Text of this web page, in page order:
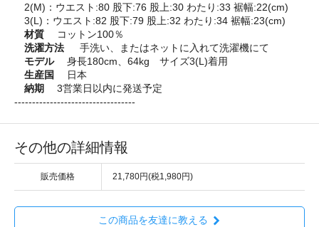
2(M)：ウエスト:80 股下:76 股上:30 わたり:33 裾幅:22(cm)
3(L)：ウエスト:82 股下:79 股上:32 わたり:34 裾幅:23(cm)
材質 コットン100％
洗濯方法 手洗い、またはネットに入れて洗濯機にて
モデル身長180cm、64kg サイズ3(L)着用
生産国
日本
納期
3営業日以内に発送予定
----------------------------------
その他の詳細情報
販売価格 21,780円(税1,980円)
この商品を友達に教える